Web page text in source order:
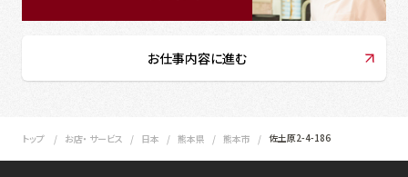
お仕事内容に進む
トップ お店・ サービス 日本 熊本県 熊本市 佐土原2-4-186